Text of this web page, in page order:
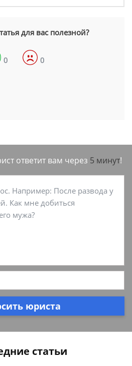
для вас полезной?
0 0
ответит вам через 5 минут!
юриста
статьи